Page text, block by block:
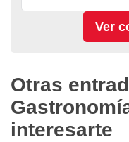
Otras
interesarte